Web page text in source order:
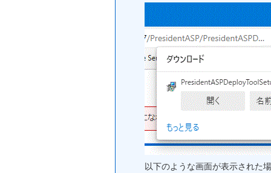
以下のような画面が表示された